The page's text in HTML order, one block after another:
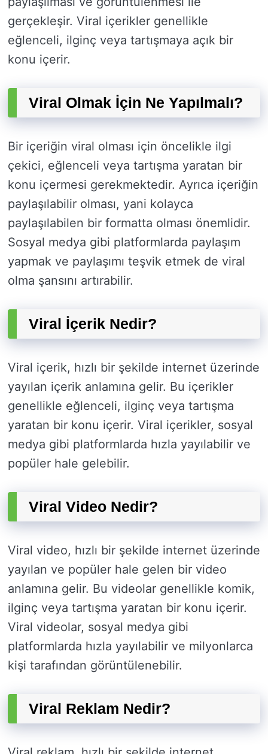
gerçekleşir. Viral içerikler genellikle
eğlenceli, ilginç veya tartışmaya açık bir
konu içerir.
Viral Olmak İçin Ne Yapılmalı?
Bir içeriğin viral olması için öncelikle ilgi
çekici, eğlenceli veya tartışma yaratan bir
konu içermesi gerekmektedir. Ayrıca içeriğin
paylaşılabilir olması, yani kolayca
paylaşılabilen bir formatta olması önemlidir.
Sosyal medya gibi platformlarda paylaşım
yapmak ve paylaşımı teşvik etmek de viral
olma şansını artırabilir.
Viral İçerik Nedir?
Viral içerik, hızlı bir şekilde internet üzerinde
yayılan içerik anlamına gelir. Bu içerikler
genellikle eğlenceli, ilginç veya tartışma
yaratan bir konu içerir. Viral içerikler, sosyal
medya gibi platformlarda hızla yayılabilir ve
popüler hale gelebilir.
Viral Video Nedir?
Viral video, hızlı bir şekilde internet üzerinde
yayılan ve popüler hale gelen bir video
anlamına gelir. Bu videolar genellikle komik,
ilginç veya tartışma yaratan bir konu içerir.
Viral videolar, sosyal medya gibi
platformlarda hızla yayılabilir ve milyonlarca
kişi tarafından görüntülenebilir.
Viral Reklam Nedir?